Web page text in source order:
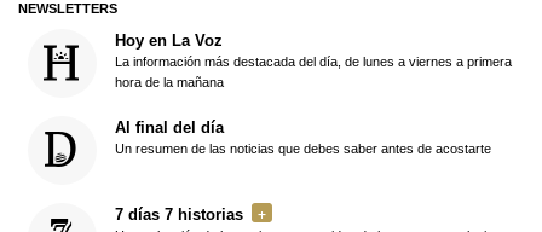
NEWSLETTERS
Hoy en La Voz
La información más destacada del día, de lunes a viernes a primera
hora de la mañana
Al final del día
Un resumen de las noticias que debes saber antes de acostarte
7 días 7 historias